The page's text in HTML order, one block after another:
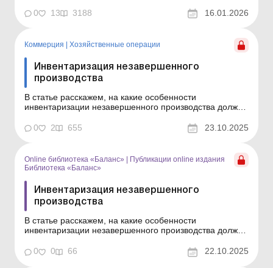
до того момента, когда бухгалтер выйдет на
окончательный финансовый результат отчетного года –
0 13 3188 16.01.2026
Коммерция Хозяйственные операции
Инвентаризация незавершенного
производства
В статье расскажем, на какие особенности
инвентаризации незавершенного производства должно
также посоветуем, как оценить подтвержденные
остатки и куда списать инвентаризационные разницы.
готовой продукци...
0 2 655 23.10.2025
Online библиотека «Баланс»
Публикации online издания
Библиотека «Баланс»
Инвентаризация незавершенного
производства
В статье расскажем, на какие особенности
инвентаризации незавершенного производства должно
также посоветуем, как оценить подтвержденные
остатки и куда списать инвентаризационные разницы.
0 0 66 22.10.2025